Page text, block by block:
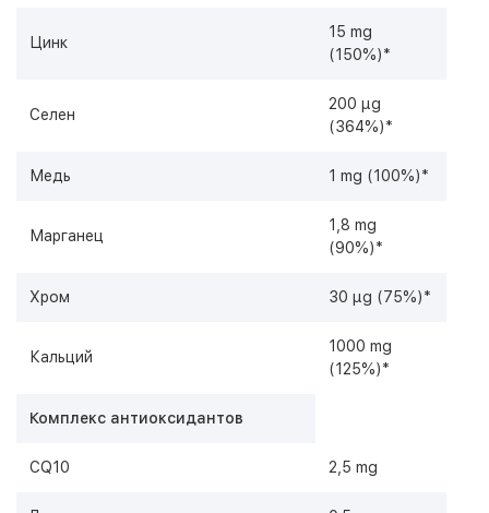
Цинк
15 mg
(150%)*
Селен
200 µg
(364%)*
Медь 1 mg (100%)*
Марганец
1,8 mg
(90%)*
Хром 30 µg (75%)*
Кальций
1000 mg
(125%)*
Комплекс антиоксидантов
CQ10 2,5 mg